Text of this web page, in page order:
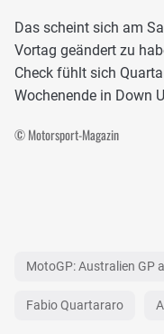
Das scheint sich am
Vortag geändert zu
Check fühlt sich
Wochenende in Down
© Motorsport-Magazin
MotoGP: Australien GP
Fabio Quartararo